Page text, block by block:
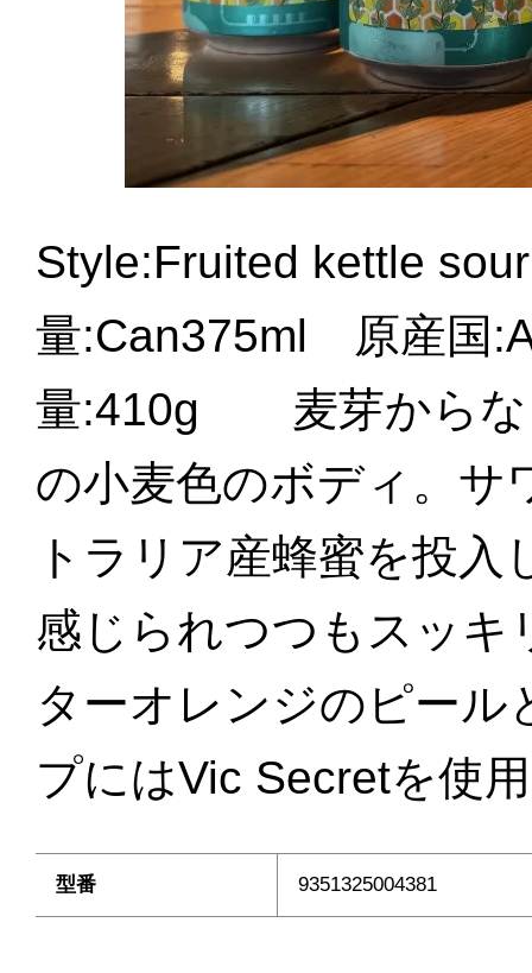
Style:Fruited kettle
量:Can375ml 原産国
量:410g 麦芽からな
の小麦色のボディ。サ
トラリア産蜂蜜を投
感じられつつもスッキ
ターオレンジのピー
プにはVic Secretを使
型番 9351325004381